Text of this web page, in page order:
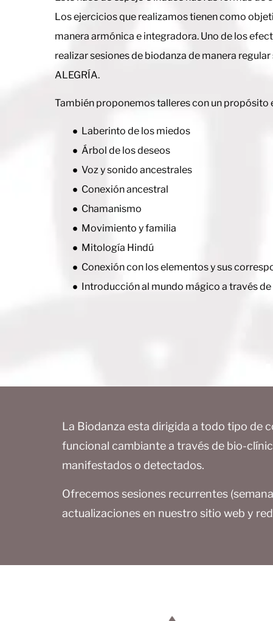
Los ejercicios que realizamos tienen como
manera armónica e integradora. Uno de los
realizar sesiones de biodanza de manera regular
ALEGRÍA.
También proponemos talleres con un propósito
Laberinto de los miedos
Árbol de los deseos
Voz y sonido ancestrales
Conexión ancestral
Chamanismo
Movimiento y familia
Mitología Hindú
Conexión con los elementos y sus
Introducción al mundo mágico a través de
La Biodanza esta dirigida a todo tipo de
funcional cambiante a través de bio-
manifestados o detectados.
Ofrecemos sesiones recurrentes
actualizaciones en nuestro sitio web y